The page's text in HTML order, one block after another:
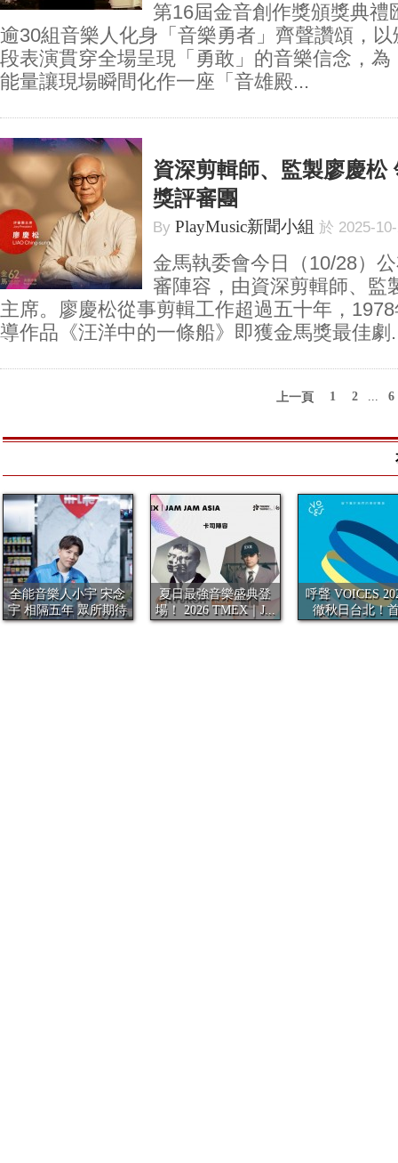
第16屆金音創作獎頒獎典禮
逾30組音樂人化身「音樂勇者」齊聲讚頌，
段表演貫穿全場呈現「勇敢」的音樂信念，
能量讓現場瞬間化作一座「音雄殿...
資深剪輯師、監製廖慶松
獎評審團
By PlayMusic新聞小組 於 2025-
金馬執委會今日（10/28）
審陣容，由資深剪輯師、監
主席。廖慶松從事剪輯工作超過五十年，
導作品《汪洋中的一條船》即獲金馬獎最佳劇
上一頁 1 2 ... 6
全能音樂人小宇 宋念
宇 相隔五年 眾所期待
全新...
夏日最強音樂盛典登
場！ 2026 TMEX｜J...
呼聲 VOICES
徹秋日台北！
夢...